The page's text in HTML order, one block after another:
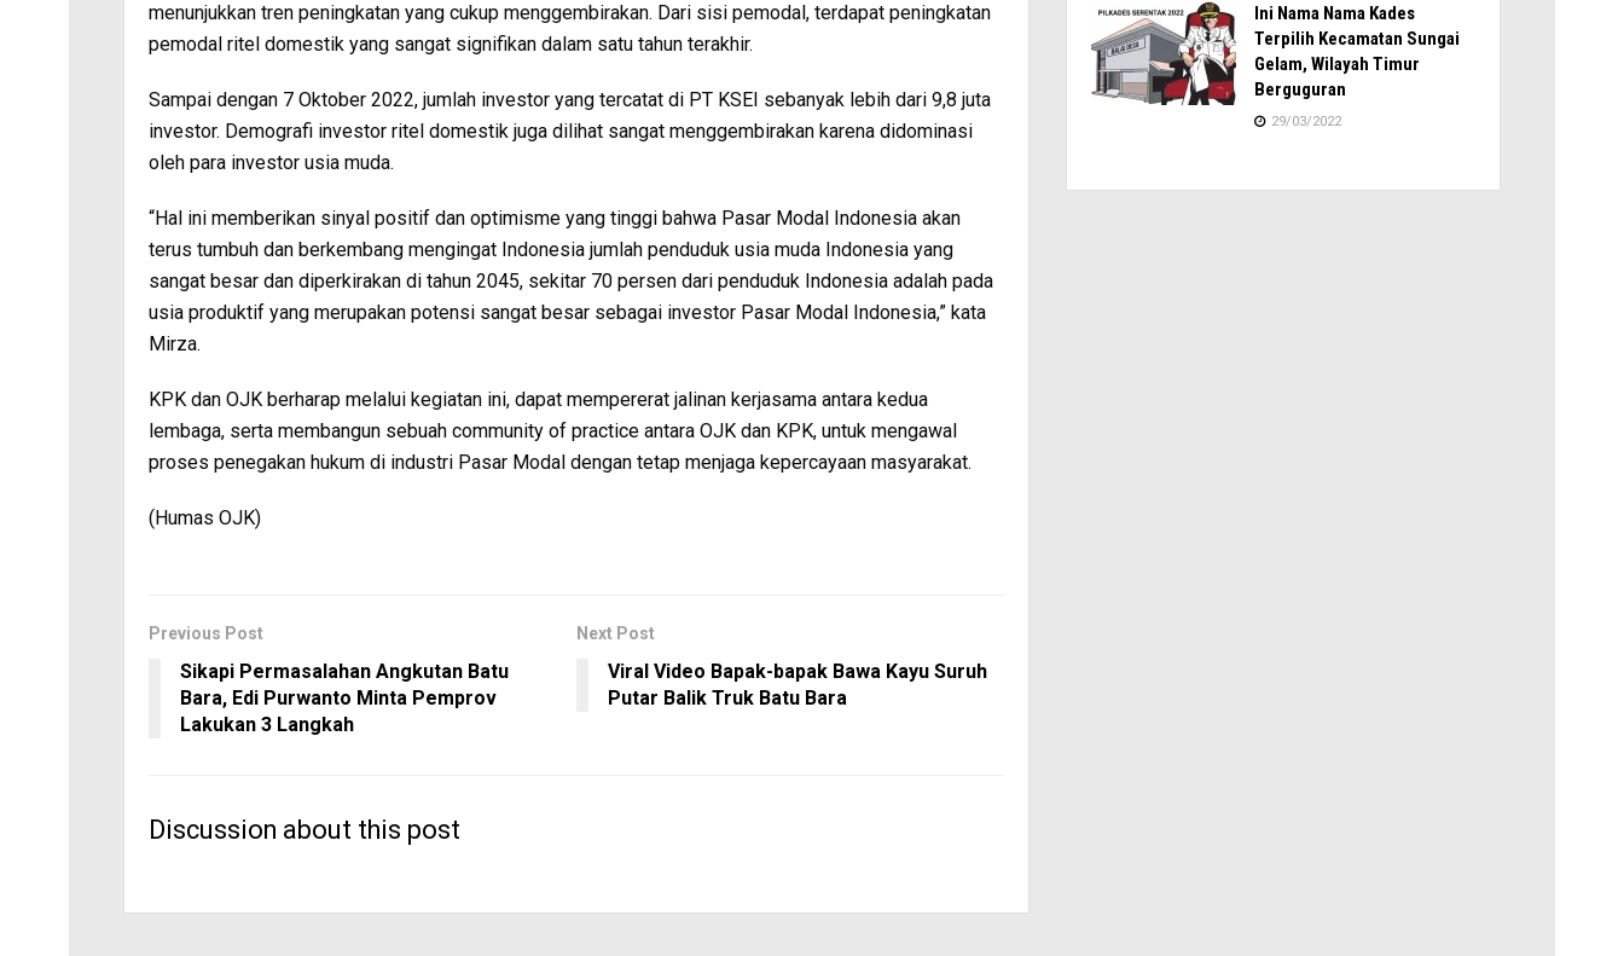
menunjukkan tren peningkatan yang cukup menggembirakan. Dari sisi pemodal, terdapat peningkatan
pemodal ritel domestik yang sangat signifikan dalam satu tahun terakhir.
Sampai dengan 7 Oktober 2022, jumlah investor yang tercatat di PT KSEI sebanyak lebih dari 9,8 juta
investor. Demografi investor ritel domestik juga dilihat sangat menggembirakan karena didominasi
oleh para investor usia muda.
“Hal ini memberikan sinyal positif dan optimisme yang tinggi bahwa Pasar Modal Indonesia akan
terus tumbuh dan berkembang mengingat Indonesia jumlah penduduk usia muda Indonesia yang
sangat besar dan diperkirakan di tahun 2045, sekitar 70 persen dari penduduk Indonesia adalah pada
usia produktif yang merupakan potensi sangat besar sebagai investor Pasar Modal Indonesia,” kata
Mirza.
KPK dan OJK berharap melalui kegiatan ini, dapat mempererat jalinan kerjasama antara kedua
lembaga, serta membangun sebuah community of practice antara OJK dan KPK, untuk mengawal
proses penegakan hukum di industri Pasar Modal dengan tetap menjaga kepercayaan masyarakat.
(Humas OJK)
Previous Post
Sikapi Permasalahan Angkutan Batu
Bara, Edi Purwanto Minta Pemprov
Lakukan 3 Langkah
Next Post
Viral Video Bapak-bapak Bawa Kayu Suruh
Putar Balik Truk Batu Bara
Discussion about this post
Ini Nama Nama Kades
Terpilih Kecamatan Sungai
Gelam, Wilayah Timur
Berguguran
29/03/2022